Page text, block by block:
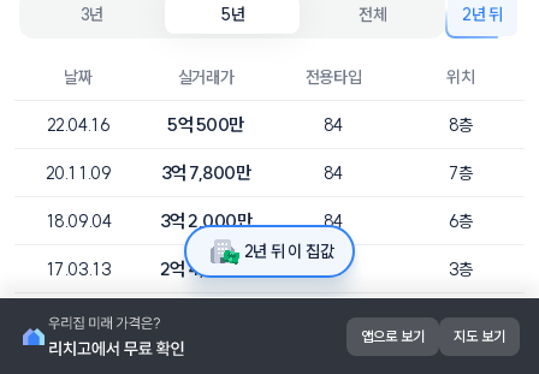
3년 5년 전체 2년 뒤
날짜 실거래가 전용타입 위치
22.04.16 5억 500만 84 8층
20.11.09 3억 7,800만 84 7층
18.09.04 3억 2,000만 84 6층
17.03.13 2억 4,500만 84 3층
17.02.24 6층
2년 뒤 이 집값
앱으로 보기 지도 보기